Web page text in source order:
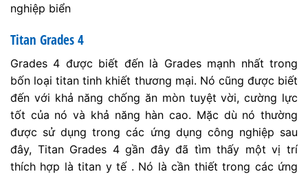
nghiệp biển
Titan Grades 4
Grades 4 được biết đến là Grades mạnh nhất trong
bốn loại titan tinh khiết thương mại. Nó cũng được biết
đến với khả năng chống ăn mòn tuyệt vời, cường lực
tốt của nó và khả năng hàn cao. Mặc dù nó thường
được sử dụng trong các ứng dụng công nghiệp sau
đây, Titan Grades 4 gần đây đã tìm thấy một vị trí
thích hợp là titan y tế . Nó là cần thiết trong các ứng